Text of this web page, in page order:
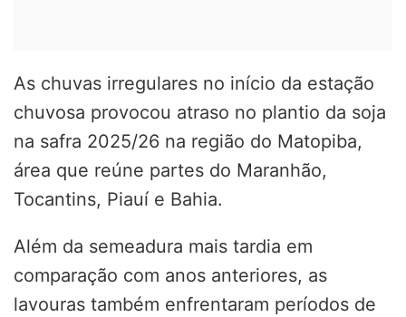
As chuvas irregulares no início da estação
chuvosa provocou atraso no plantio da soja
na safra 2025/26 na região do Matopiba,
área que reúne partes do Maranhão,
Tocantins, Piauí e Bahia.
Além da semeadura mais tardia em
comparação com anos anteriores, as
lavouras também enfrentaram períodos de